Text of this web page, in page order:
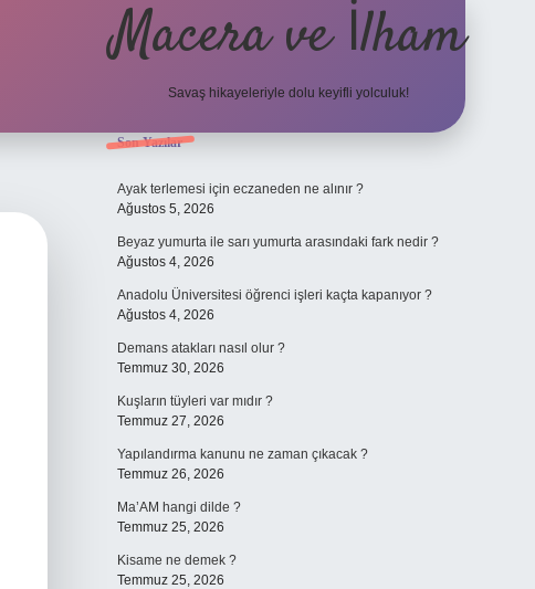
Macera ve İlham
Savaş hikayeleriyle dolu keyifli yolculuk!
Sidebar
Son Yazılar
Ayak terlemesi için eczaneden ne alınır ?
Ağustos 5, 2026
Beyaz yumurta ile sarı yumurta arasındaki fark nedir ?
Ağustos 4, 2026
Anadolu Üniversitesi öğrenci işleri kaçta kapanıyor ?
Ağustos 4, 2026
Demans atakları nasıl olur ?
Temmuz 30, 2026
Kuşların tüyleri var mıdır ?
Temmuz 27, 2026
Yapılandırma kanunu ne zaman çıkacak ?
Temmuz 26, 2026
Ma’AM hangi dilde ?
Temmuz 25, 2026
Kisame ne demek ?
Temmuz 25, 2026